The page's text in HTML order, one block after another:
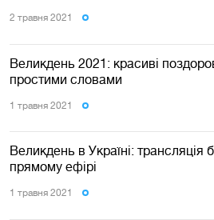
2 травня 2021
Великдень 2021: красиві
простими словами
1 травня 2021
Великдень в Україні: трансляція
прямому ефірі
1 травня 2021